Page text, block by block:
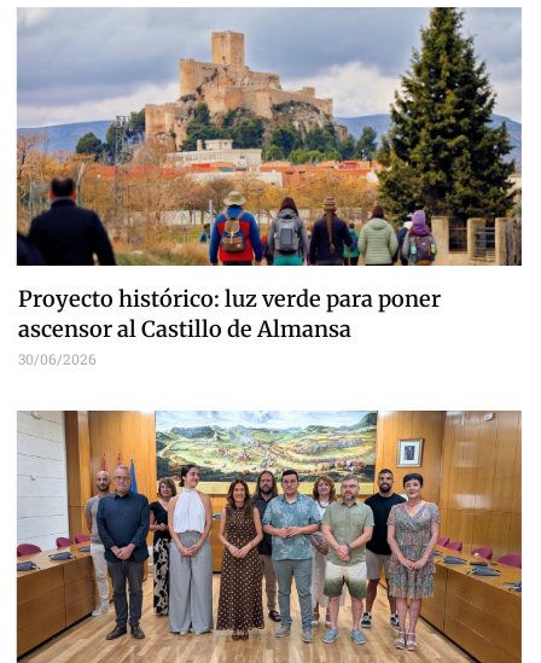
Proyecto histórico: luz verde para poner
ascensor al Castillo de Almansa
30/06/2026